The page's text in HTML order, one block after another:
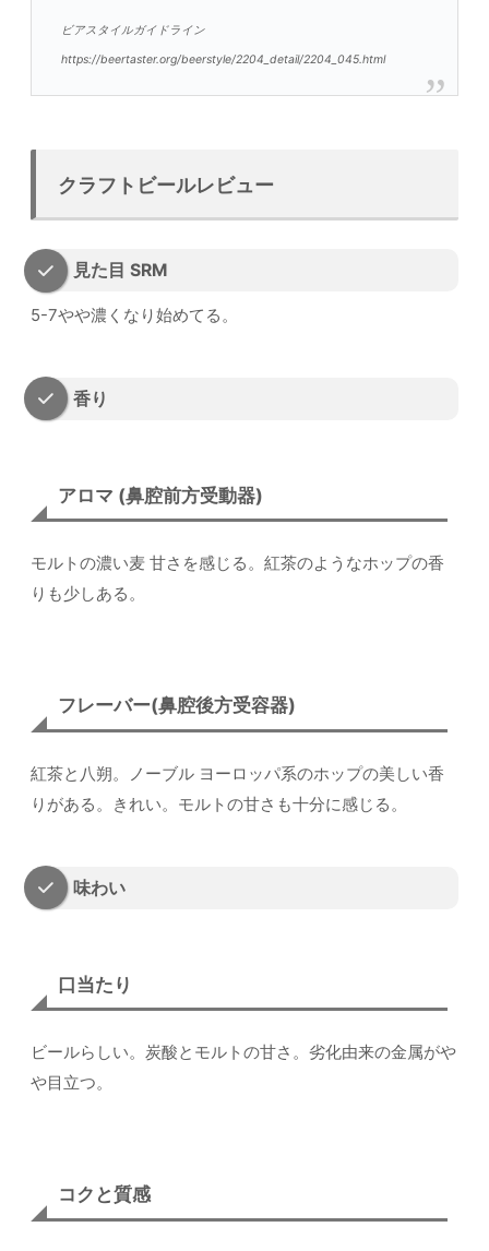
ビアスタイルガイドライン
https://beertaster.org/beerstyle/2204_detail/2204_045.html
クラフトビールレビュー
見た目 SRM
5-7やや濃くなり始めてる。
香り
アロマ (鼻腔前方受動器)
モルトの濃い麦 甘さを感じる。紅茶のようなホップの香
りも少しある。
フレーバー(鼻腔後方受容器)
紅茶と八朔。ノーブル ヨーロッパ系のホップの美しい香
りがある。きれい。モルトの甘さも十分に感じる。
味わい
口当たり
ビールらしい。炭酸とモルトの甘さ。劣化由来の金属がや
や目立つ。
コクと質感